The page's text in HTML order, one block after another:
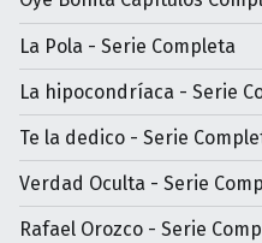
La Pola - Serie Completa
La hipocondríaca - Serie
Te la dedico - Serie
Verdad Oculta - Serie
Rafael Orozco - Serie